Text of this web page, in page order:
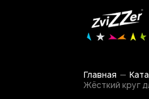
Главная
Жёсткий круг